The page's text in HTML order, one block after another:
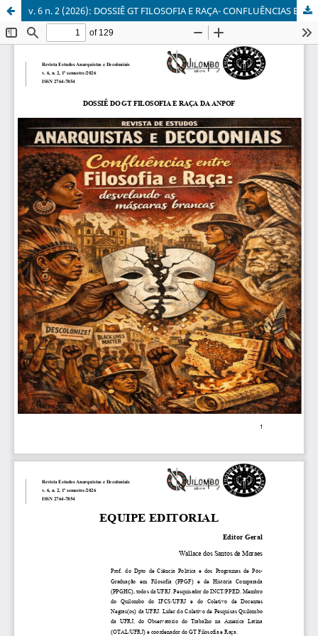
v. 6 n. 2 (2026): DOSSIÊ GT FILOSOFIA E RAÇA- CONFLUÊNCIAS ENTRE FILOSOFIA E RAÇA: DESVELANDO AS MÁSCARAS BRANCAS